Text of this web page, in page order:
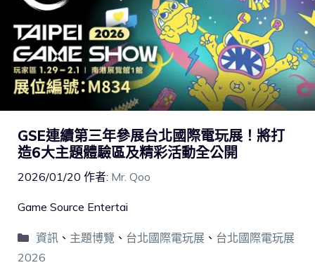
GSE連續第三年參展台北國際電玩展！將打
造6大主題體驗區及精彩活動全公開
2026/01/20 作者: Mr. Qoo
Game Source Entertai
資訊、 主題博覽 、 台北國際電玩展、 台北國際電玩展
2026